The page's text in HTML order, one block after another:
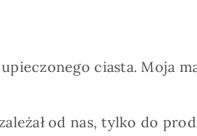
ciasta. Moja
od nas, tylko do